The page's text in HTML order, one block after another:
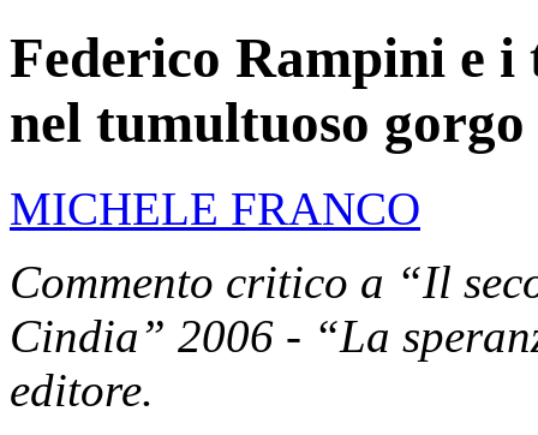
Federico Rampini e
nel tumultuoso
MICHELE FRANCO
Commento critico a “Il
Cindia” 2006 - “La
editore.